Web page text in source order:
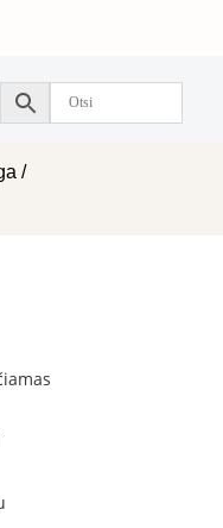
/